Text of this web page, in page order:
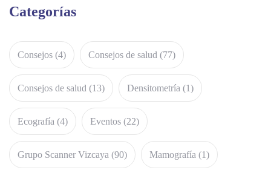
Categorías
Consejos (4) Consejos de salud (77)
Consejos de salud (13) Densitometría (1)
Ecografía (4) Eventos (22)
Grupo Scanner Vizcaya (90) Mamografía (1)